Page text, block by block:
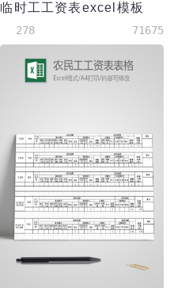
临时工工资表excel模板
278 71675